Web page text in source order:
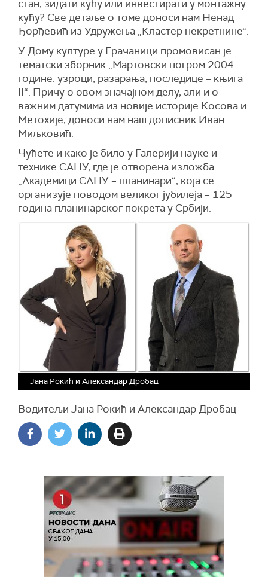
стан, зидати кућу или инвестирати у монтажну
кућу? Све детаље о томе доноси нам Ненад
Ђорђевић из Удружења „Кластер некретнине“.
У Дому културе у Грачаници промовисан је
тематски зборник „Мартовски погром 2004.
године: узроци, разарања, последице – књига
II“. Причу о овом значајном делу, али и о
важним датумима из новије историје Косова и
Метохије, доноси нам наш дописник Иван
Миљковић.
Чућете и како је било у Галерији науке и
технике САНУ, где је отворена изложба
„Академици САНУ – планинари“, која се
организује поводом великог јубилеја – 125
година планинарског покрета у Србији.
Јана Рокић и Александар Дробац
Водитељи Јана Рокић и Александар Дробац